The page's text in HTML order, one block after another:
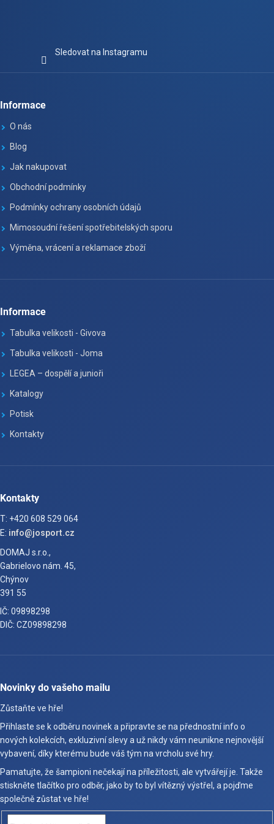
Sledovat na Instagramu
Informace
O nás
Blog
Jak nakupovat
Obchodní podmínky
Podmínky ochrany osobních údajů
Mimosoudní řešení spotřebitelských sporu
Výměna, vrácení a reklamace zboží
Informace
Tabulka velikosti - Givova
Tabulka velikosti - Joma
LEGEA – dospělí a junioři
Katalogy
Potisk
Kontakty
Kontakty
T: +420 608 529 064
E: info@josport.cz
DOMAJ s.r.o.,
Gabrielovo nám. 45,
Chýnov
391 55
IČ: 09898298
DIČ: CZ09898298
Novinky do vašeho mailu
Zůstaňte ve hře!
Přihlaste se k odběru novinek a připravte se na přednostní info o
nových kolekcích, exkluzivní slevy a už nikdy vám neunikne nejnovější
vybavení, díky kterému bude váš tým na vrcholu své hry.
Pamatujte, že šampioni nečekají na příležitosti, ale vytvářejí je. Takže
stiskněte tlačítko pro odběr, jako by to byl vítězný výstřel, a pojďme
společně zůstat ve hře!